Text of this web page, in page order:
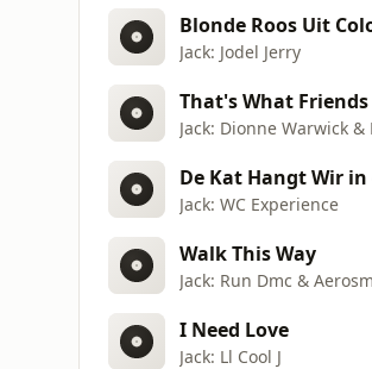
Blonde Roos Uit
Jack: Jodel Jerry
That's What Friends
Jack: Dionne Warwick &
De Kat Hangt Wir
Jack: WC Experience
Walk This Way
Jack: Run Dmc &
I Need Love
Jack: Ll Cool J